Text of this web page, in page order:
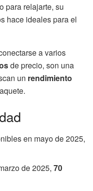
para relajarte, su
hace ideales para el
a varios
de precio, son una
un rendimiento
en mayo de 2025,
de 2025,70